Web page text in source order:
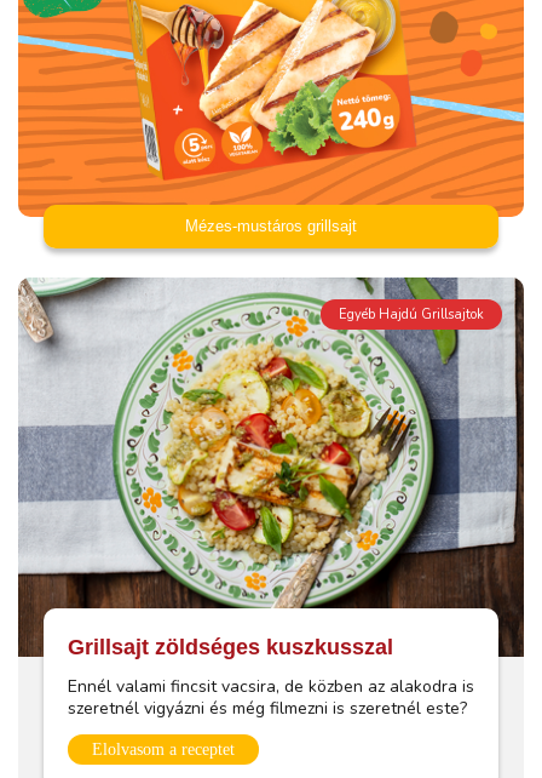
Mézes-mustáros grillsajt
Grillsajt zöldséges kuszkusszal
Egyéb Hajdú Grillsajtok
Ennél valami fincsit vacsira, de közben az alakodra is
szeretnél vigyázni és még filmezni is szeretnél este?
Elolvasom a receptet